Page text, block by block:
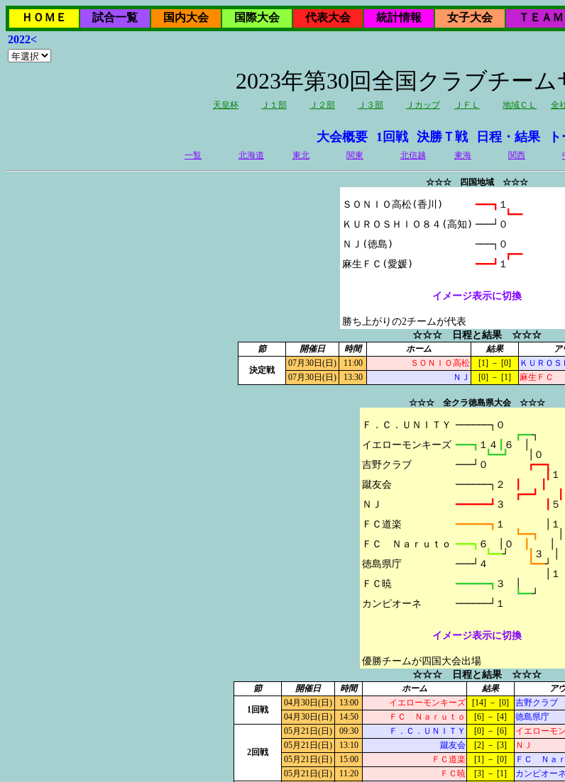
ＨＯＭＥ 試合一覧 国内大会 国際大会 代表大会 統計情報 女子大会 ＴＥＡＭ
2022<
2023年第30回全国クラブチー
天皇杯 Ｊ１部 Ｊ２部 Ｊ３部 Ｊカップ ＪＦＬ 地域ＣＬ 全
大会概要 1回戦 決勝Ｔ戦 日程・結果
一覧 北海道 東北 関東 北信越 東海 関西
☆☆☆ 四国地域 ☆☆☆
ＳＯＮＩＯ高松(香川)
ＫＵＲＯＳＨＩＯ８４(高知)
ＮＪ(徳島)
━━━┓ １
┗━━
───┘０
───┐０
┏━━
━━━┛ １
イメージ表示に切換
勝ち上がりの2チームが代表
☆☆☆ 日程と結果 ☆☆☆
節 開催日 時間 ホーム 結果 ア
決定戦
07月30日(日) 11:00 ＳＯＮＩＯ高松 [1] － [0] ＫＵＲＯＳ
07月30日(日)
13:30 ＮＪ [0] － [1] 麻生ＦＣ
☆☆☆ 全クラ徳島県大会 ☆☆☆
Ｆ．Ｃ．ＵＮＩＴＹ
イエローモンキーズ
吉野クラブ
蹴友会
ＮＪ
ＦＣ道楽
ＦＣ　Ｎａｒｕｔｏ
徳島県庁
ＦＣ暁
──────┐０
┏━━┐
━━━┓ １４
６　│
┗━━┛ │０
───┘０
┏━━┓
┃ １
──────┐２
┏━━┛　　┃
━━━━━━┛ ３
５
━━━━━━┓ １　　　　│１
┗━━┓
━━━┓ ６　│０ ┃
┗━━┘
３　│
───┘４
┗━━┘
│１
━━━━━━┓ ３　│
┗━━┘
──────┘１
イメージ表示に切換
優勝チームが四国大会出場
☆☆☆ 日程と結果 ☆☆☆
節 開催日 時間 ホーム 結果 ア
1回戦
04月30日(日) 13:00 イエローモンキーズ [14] － [0] 吉野クラブ
04月30日(日)
14:50 ＦＣ Ｎａｒｕｔｏ [6] － [4] 徳島県庁
2回戦
05月21日(日) 09:30 Ｆ．Ｃ．ＵＮＩＴＹ [0] － [6] イエローモ
05月21日(日)
13:10 蹴友会 [2] － [3] ＮＪ
05月21日(日)
15:00 ＦＣ道楽 [1] － [0] ＦＣ Ｎａ
05月21日(日)
11:20 ＦＣ暁 [3] － [1] カンピオーネ